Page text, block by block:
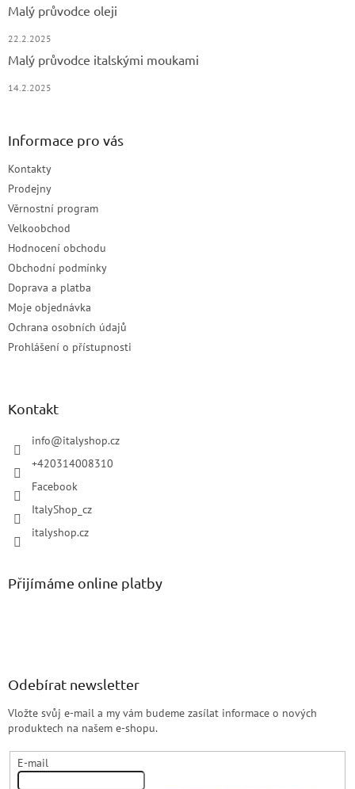
Malý průvodce oleji
22.2.2025
Malý průvodce italskými moukami
14.2.2025
Informace pro vás
Kontakty
Prodejny
Věrnostní program
Velkoobchod
Hodnocení obchodu
Obchodní podmínky
Doprava a platba
Moje objednávka
Ochrana osobních údajů
Prohlášení o přístupnosti
Kontakt
info@italyshop.cz
+420314008310
Facebook
ItalyShop_cz
italyshop.cz
Přijímáme online platby
Odebírat newsletter
Vložte svůj e-mail a my vám budeme zasílat informace o nových
produktech na našem e-shopu.
E-mail